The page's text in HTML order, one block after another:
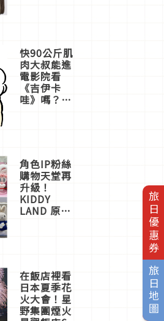
旅日優惠券
旅日地圖
快90公斤肌
肉大叔能進
電影院看
《吉伊卡
哇》嗎？日
一同給出了
答案
角色IP粉絲
購物天堂再
升級！
KIDDY
LAND 原宿
店3分即達
在飯店裡看
日本夏季花
火大會！星
野集團煙火